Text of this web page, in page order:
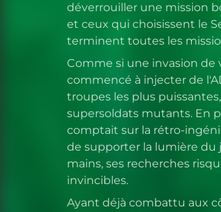
déverrouiller une mission
et ceux qui choisissent le
terminent toutes les
Comme si une invasion de
commencé à injecter de
troupes les plus
supersoldats mutants. En
comptait sur la rétro-
de supporter la lumière du
mains, ses recherches
invincibles.
Ayant déjà combattu aux